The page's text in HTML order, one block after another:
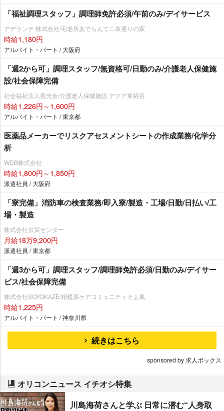
「福祉調理スタッフ」調理師免許必須/午前のみ/デイサービス
アデランテ 株式会社/宅老所あでらんて二条通りの家
時給1,180円
アルバイト・パート / 大阪府
「週2から可」調理スタッフ/無資格可/日勤のみ/介護老人保健施
設/社会保障完備
社会福祉法人善光会/介護老人保健施設 アクア東糀谷
時給1,226円～1,600円
アルバイト・パート / 東京都
医薬品メーカーでリスクアセスメントシートの作成業務/化学分
析
WDB株式会社
時給1,800円～1,850円
派遣社員 / 大阪府
「寮完備」消防車の検査業務/即入寮/製造・工場/日勤/日払い/工
場・製造
株式会社京栄センター
月給18万9,200円
派遣社員 / 東京都
「週3から可」調理スタッフ/調理師免許必須/日勤のみ/デイサー
ビス/社会保障完備
株式会社SOYOKAZE/相模原ケアコミュニティそよ風
時給1,225円
アルバイト・パート / 神奈川県
続きはこちら
sponsored by 求人ボックス
オリコンニュース イチオシ特集
川島海荷さんと学ぶ 日常に潜む“人身取